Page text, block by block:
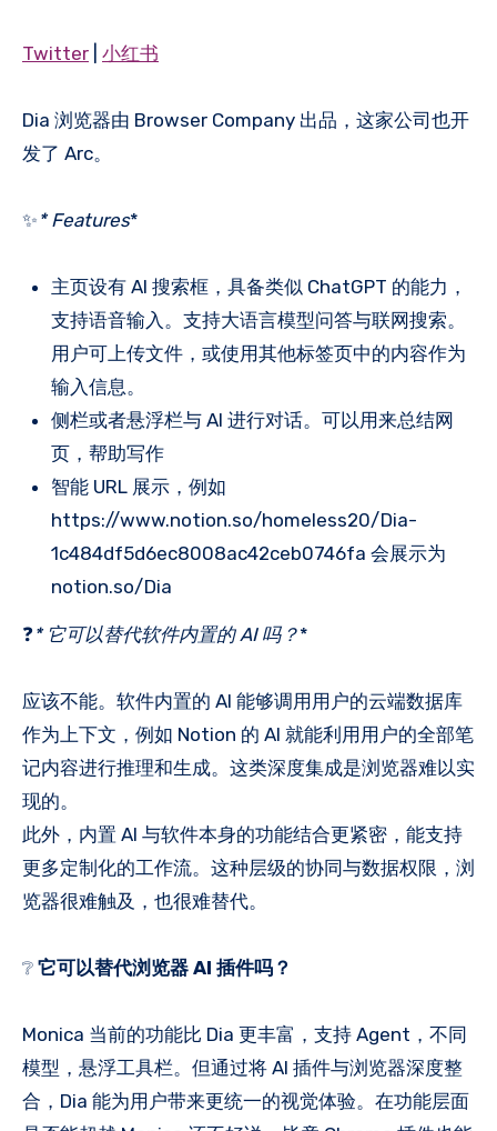
Twitter 小红书
Dia 浏览器由 Browser Company 出品，这家公司也开
发了 Arc。
✨ * Features*
主页设有 AI 搜索框，具备类似 ChatGPT 的能力，
支持语音输入。支持大语言模型问答与联网搜索。
用户可上传文件，或使用其他标签页中的内容作为
输入信息。
侧栏或者悬浮栏与 AI 进行对话。可以用来总结网
页，帮助写作
智能 URL 展示，例如
https://www.notion.so/homeless20/Dia-
1c484df5d6ec8008ac42ceb0746fa 会展示为
notion.so/Dia
❓* 它可以替代软件内置的 AI 吗？*
应该不能。软件内置的 AI 能够调用用户的云端数据库
作为上下文，例如 Notion 的 AI 就能利用用户的全部笔
记内容进行推理和生成。这类深度集成是浏览器难以实
现的。
此外，内置 AI 与软件本身的功能结合更紧密，能支持
更多定制化的工作流。这种层级的协同与数据权限，浏
览器很难触及，也很难替代。
❔ 它可以替代浏览器 AI 插件吗？
Monica 当前的功能比 Dia 更丰富，支持 Agent，不同
模型，悬浮工具栏。但通过将 AI 插件与浏览器深度整
合，Dia 能为用户带来更统一的视觉体验。在功能层面